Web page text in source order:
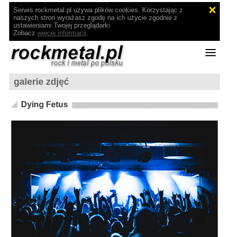
Serwis rockmetal.pl używa plików cookies. Korzystając z
naszych stron wyrażasz zgodę na ich użycie zgodnie z
ustawieniami Twojej przeglądarki.
Zobacz więcej informacji.
galerie zdjęć
Dying Fetus